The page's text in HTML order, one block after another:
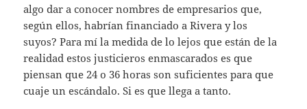
algo dar a conocer nombres de empresarios que,
según ellos, habrían financiado a Rivera y los
suyos? Para mí la medida de lo lejos que están de la
realidad estos justicieros enmascarados es que
piensan que 24 o 36 horas son suficientes para que
cuaje un escándalo. Si es que llega a tanto.